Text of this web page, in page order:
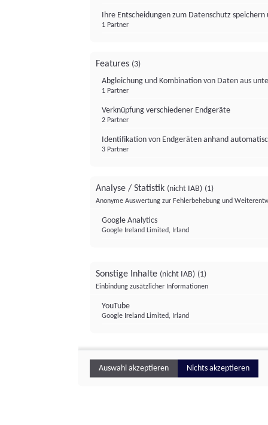
Ihre Entscheidungen zum Datenschutz
1 Partner
Features (3)
Abgleichung und Kombination von Daten aus
1 Partner
Verknüpfung verschiedener Endgeräte
2 Partner
Identifikation von Endgeräten anhand
3 Partner
Analyse / Statistik (nicht IAB) (1)
Anonyme Auswertung zur Fehlerbehebung und
Google Analytics
Google Ireland Limited, Irland
Sonstige Inhalte (nicht IAB) (1)
Einbindung zusätzlicher Informationen
YouTube
Google Ireland Limited, Irland
Auswahl akzeptieren Nichts akzeptieren